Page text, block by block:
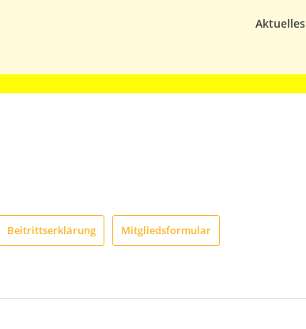
Aktuelles
Beitrittserklärung Mitgliedsformular